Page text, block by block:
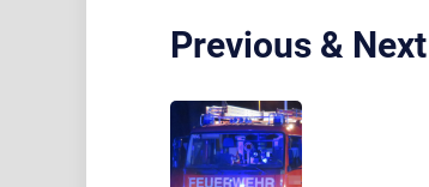
Previous &